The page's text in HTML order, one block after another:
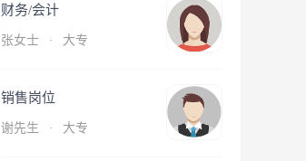
财务/会计
张女士 · 大专
销售岗位
谢先生 · 大专